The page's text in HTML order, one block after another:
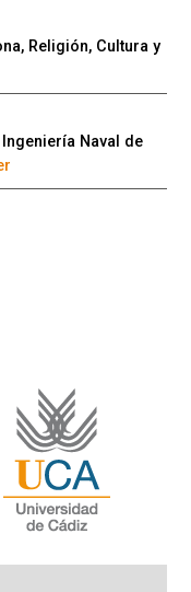
Religión, Cultura y
Naval de